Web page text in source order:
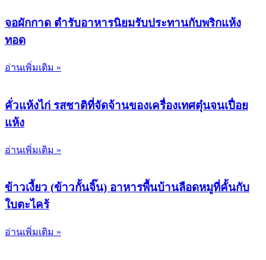
จอผักกาด ตำรับอาหารนิยมรับประทานกับพริกแห้ง
ทอด
อ่านเพิ่มเติม »
คั่วแห้งไก่ รสชาติที่จัดจ้านของเครื่องเทศตุ๋นจนเปื่อย
แห้ง
อ่านเพิ่มเติม »
ข้าวเงี้ยว (ข้าวกั้นจิ๊น) อาหารพื้นบ้านลือดหมูที่คั้นกับ
ใบตะไคร้
อ่านเพิ่มเติม »